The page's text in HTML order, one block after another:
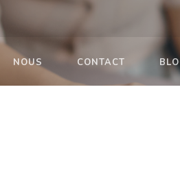
NOUS CONTACT